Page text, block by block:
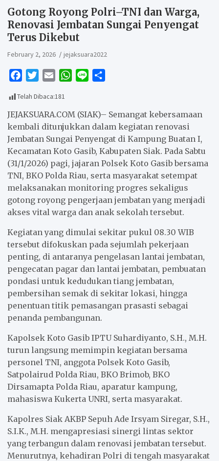
Gotong Royong Polri–TNI dan Warga,
Renovasi Jembatan Sungai Penyengat
Terus Dikebut
February 2, 2026 jejaksuara2022
c
e
b
o
o
k
i
t
e
r
a
i
l
W
t
s
A
p
p
e
r
e
Telah Dibaca:181
JEJAKSUARA.COM (SIAK)– Semangat kebersamaan
kembali ditunjukkan dalam kegiatan renovasi
Jembatan Sungai Penyengat di Kampung Buatan I,
Kecamatan Koto Gasib, Kabupaten Siak. Pada Sabtu
(31/1/2026) pagi, jajaran Polsek Koto Gasib bersama
TNI, BKO Polda Riau, serta masyarakat setempat
melaksanakan monitoring progres sekaligus
gotong royong pengerjaan jembatan yang menjadi
akses vital warga dan anak sekolah tersebut.
Kegiatan yang dimulai sekitar pukul 08.30 WIB
tersebut difokuskan pada sejumlah pekerjaan
penting, di antaranya pengelasan lantai jembatan,
pengecatan pagar dan lantai jembatan, pembuatan
pondasi untuk kedudukan tiang jembatan,
pembersihan semak di sekitar lokasi, hingga
penentuan titik pemasangan prasasti sebagai
penanda pembangunan.
Kapolsek Koto Gasib IPTU Suhardiyanto, S.H., M.H.
turun langsung memimpin kegiatan bersama
personel TNI, anggota Polsek Koto Gasib,
Satpolairud Polda Riau, BKO Brimob, BKO
Dirsamapta Polda Riau, aparatur kampung,
mahasiswa Kukerta UNRI, serta masyarakat.
Kapolres Siak AKBP Sepuh Ade Irsyam Siregar, S.H.,
S.I.K., M.H. mengapresiasi sinergi lintas sektor
yang terbangun dalam renovasi jembatan tersebut.
Menurutnya, kehadiran Polri di tengah masyarakat